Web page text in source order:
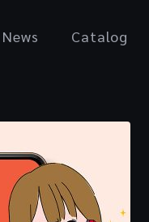
News Catalog